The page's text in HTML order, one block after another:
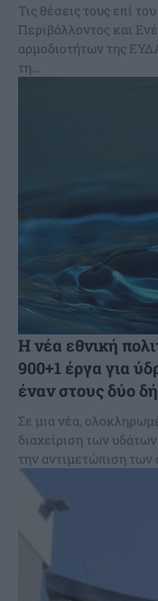
Τις θέσεις τους επί
Περιβάλλοντος και
αρμοδιοτήτων της
τη...
Η νέα εθνική
900+1 έργα για
έναν στους δύο
Σε μια νέα,
διαχείριση των
την αντιμετώπιση των